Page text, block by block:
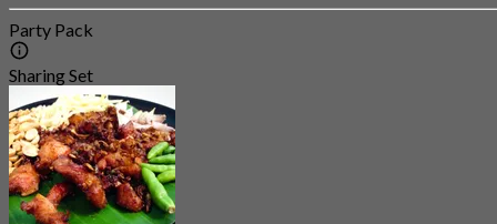
Party Pack
Sharing Set